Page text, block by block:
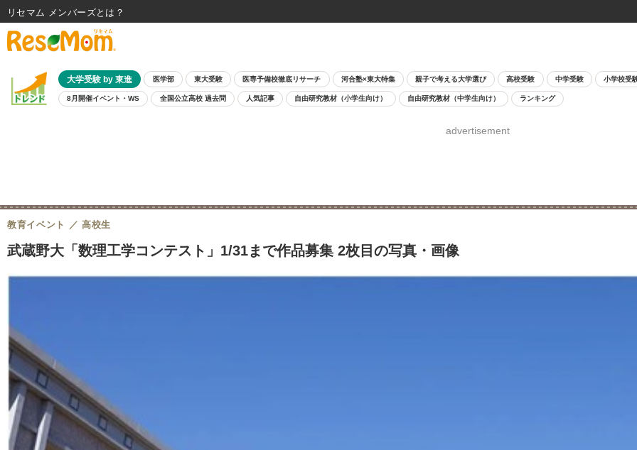
大学受験 by 東進 医学部 東大受験 医専予備校徹底リサーチ 河合塾×東大特集 親子で考える大学選び 高校受験 中学受験 小学校受
8月開催イベント・WS 全国公立高校 過去問 人気記事 自由研究教材（小学生向け） 自由研究教材（中学生向け） ランキング
advertisement
武蔵野大「数理工学コンテスト」1/31まで作品募集 2枚目の写真・画像
教育イベント 高校生
リセマム メンバーズ